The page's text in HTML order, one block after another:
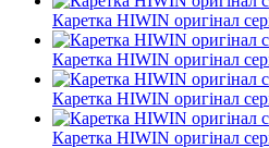
Каретка HIWIN оригінал
Каретка HIWIN оригінал
Каретка HIWIN оригінал
Каретка HIWIN оригінал